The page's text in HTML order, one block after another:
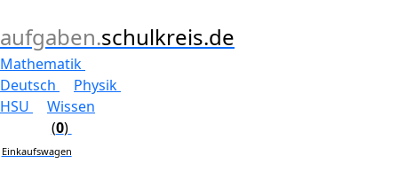
aufgaben.schulkreis.de
Mathematik
Deutsch
Physik
HSU
Wissen
(0)
Einkaufswagen